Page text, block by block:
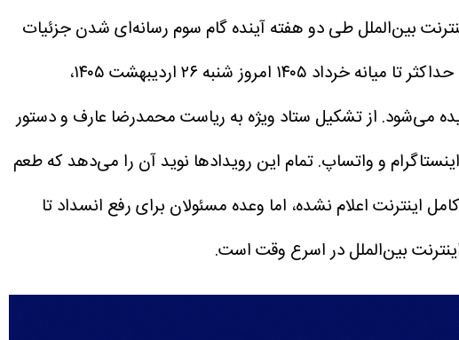
بین‌الملل طی دو هفته آیندهگام سوم رسانه‌ای شدن جزئیات
تا میانه خرداد ۱۴۰۵
امروز شنبه ۲۶ اردیبهشت ۱۴۰۵،
می‌شود. از تشکیل ستاد ویژه به ریاست محمدرضا عارف و دستور
و واتساپ. تمام این رویداد‌ها نوید آن را می‌دهد که طعم
اینترنت اعلام نشده، اما وعده مسئولان برای رفع انسداد تا
بین‌الملل در اسرع وقت است.